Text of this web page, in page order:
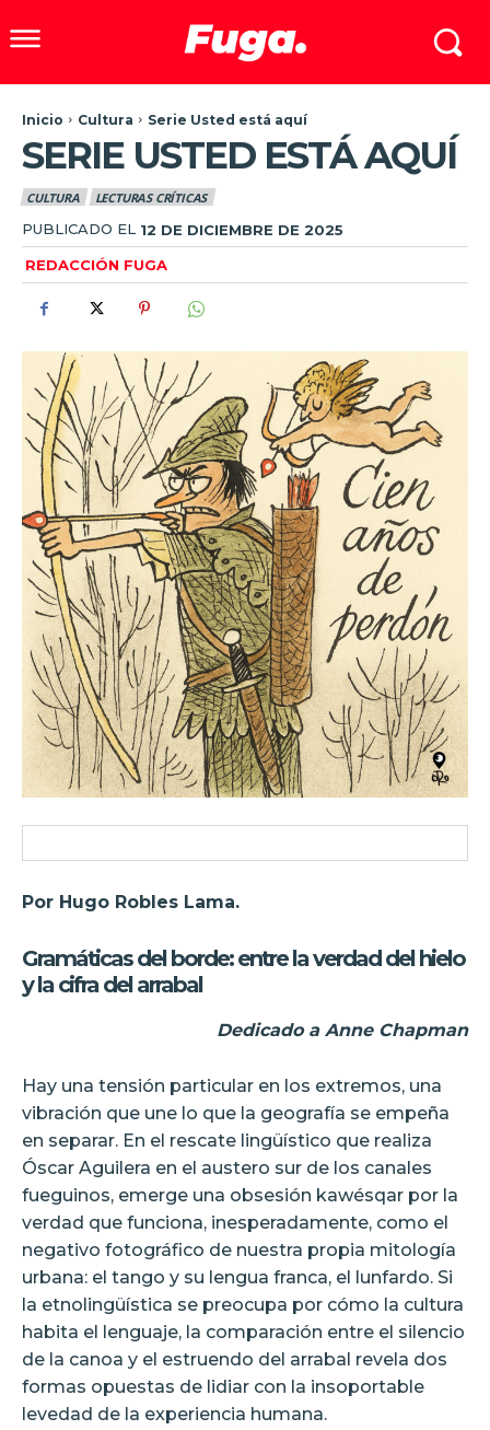
Inicio Cultura Serie Usted está aquí
SERIE USTED ESTÁ AQUÍ
CULTURA LECTURAS CRÍTICAS
PUBLICADO EL 12 DE DICIEMBRE DE 2025
REDACCIÓN FUGA
Por Hugo Robles Lama.
Gramáticas del borde: entre la verdad del hielo
y la cifra del arrabal
Dedicado a Anne Chapman
Hay una tensión particular en los extremos, una
vibración que une lo que la geografía se empeña
en separar. En el rescate lingüístico que realiza
Óscar Aguilera en el austero sur de los canales
fueguinos, emerge una obsesión kawésqar por la
verdad que funciona, inesperadamente, como el
negativo fotográfico de nuestra propia mitología
urbana: el tango y su lengua franca, el lunfardo. Si
la etnolingüística se preocupa por cómo la cultura
habita el lenguaje, la comparación entre el silencio
de la canoa y el estruendo del arrabal revela dos
formas opuestas de lidiar con la insoportable
levedad de la experiencia humana.